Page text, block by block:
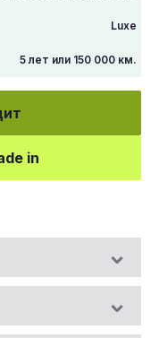
Luxe
5 лет или 150 000 км.
in